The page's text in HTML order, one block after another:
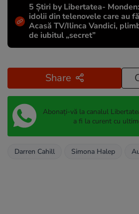
5 Știri by Libertatea-
idolii din telenovele care au
Acasă TV/Ilinca Vandici,
de iubitul „secret”
Share
Abonați-vă la canalul
a fi la curent cu
Darren Cahill Simona Halep